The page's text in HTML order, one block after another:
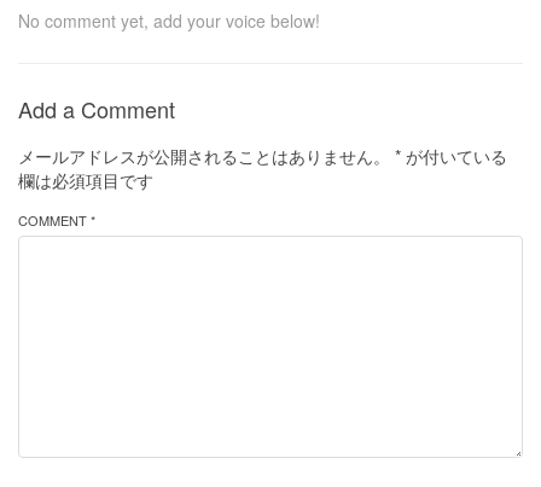
No comment yet, add your voice below!
Add a Comment
メールアドレスが公開されることはありません。 * が付いている
欄は必須項目です
COMMENT *